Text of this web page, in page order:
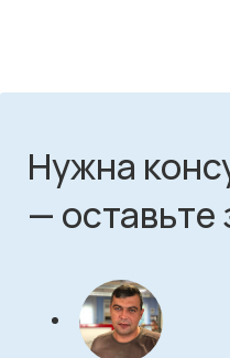
Нужна
— оставьте